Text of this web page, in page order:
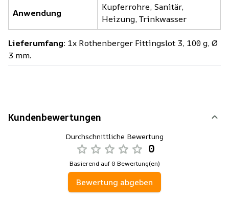
Anwendung
Kupferrohre, Sanitär,
Heizung, Trinkwasser
Lieferumfang: 1x Rothenberger Fittingslot 3, 100 g, Ø
3 mm.
Kundenbewertungen
Durchschnittliche Bewertung
0
Basierend auf 0 Bewertung(en)
Bewertung abgeben